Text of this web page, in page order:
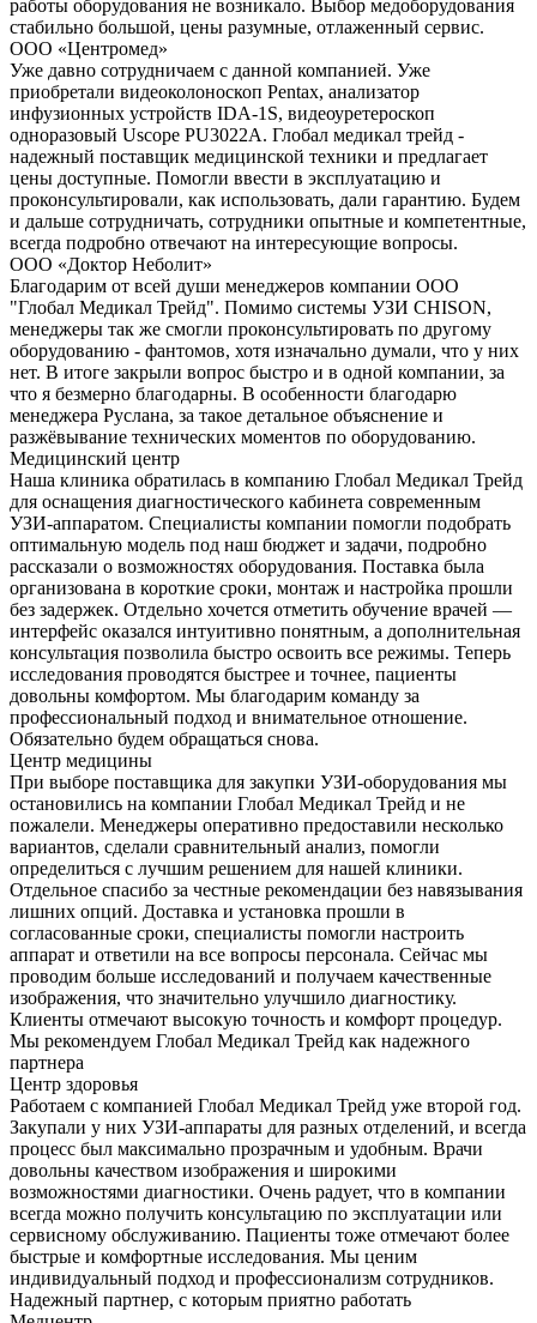
работы оборудования не возникало. Выбор медоборудования
стабильно большой, цены разумные, отлаженный сервис.
ООО «Центромед»
Уже давно сотрудничаем с данной компанией. Уже
приобретали видеоколоноскоп Pentax, анализатор
инфузионных устройств IDA-1S, видеоуретероскоп
одноразовый Uscope PU3022A. Глобал медикал трейд -
надежный поставщик медицинской техники и предлагает
цены доступные. Помогли ввести в эксплуатацию и
проконсультировали, как использовать, дали гарантию. Будем
и дальше сотрудничать, сотрудники опытные и компетентные,
всегда подробно отвечают на интересующие вопросы.
ООО «Доктор Неболит»
Благодарим от всей души менеджеров компании ООО
"Глобал Медикал Трейд". Помимо системы УЗИ CHISON,
менеджеры так же смогли проконсультировать по другому
оборудованию - фантомов, хотя изначально думали, что у них
нет. В итоге закрыли вопрос быстро и в одной компании, за
что я безмерно благодарны. В особенности благодарю
менеджера Руслана, за такое детальное объяснение и
разжёвывание технических моментов по оборудованию.
Медицинский центр
Наша клиника обратилась в компанию Глобал Медикал Трейд
для оснащения диагностического кабинета современным
УЗИ-аппаратом. Специалисты компании помогли подобрать
оптимальную модель под наш бюджет и задачи, подробно
рассказали о возможностях оборудования. Поставка была
организована в короткие сроки, монтаж и настройка прошли
без задержек. Отдельно хочется отметить обучение врачей —
интерфейс оказался интуитивно понятным, а дополнительная
консультация позволила быстро освоить все режимы. Теперь
исследования проводятся быстрее и точнее, пациенты
довольны комфортом. Мы благодарим команду за
профессиональный подход и внимательное отношение.
Обязательно будем обращаться снова.
Центр медицины
При выборе поставщика для закупки УЗИ-оборудования мы
остановились на компании Глобал Медикал Трейд и не
пожалели. Менеджеры оперативно предоставили несколько
вариантов, сделали сравнительный анализ, помогли
определиться с лучшим решением для нашей клиники.
Отдельное спасибо за честные рекомендации без навязывания
лишних опций. Доставка и установка прошли в
согласованные сроки, специалисты помогли настроить
аппарат и ответили на все вопросы персонала. Сейчас мы
проводим больше исследований и получаем качественные
изображения, что значительно улучшило диагностику.
Клиенты отмечают высокую точность и комфорт процедур.
Мы рекомендуем Глобал Медикал Трейд как надежного
партнера
Центр здоровья
Работаем с компанией Глобал Медикал Трейд уже второй год.
Закупали у них УЗИ-аппараты для разных отделений, и всегда
процесс был максимально прозрачным и удобным. Врачи
довольны качеством изображения и широкими
возможностями диагностики. Очень радует, что в компании
всегда можно получить консультацию по эксплуатации или
сервисному обслуживанию. Пациенты тоже отмечают более
быстрые и комфортные исследования. Мы ценим
индивидуальный подход и профессионализм сотрудников.
Надежный партнер, с которым приятно работать